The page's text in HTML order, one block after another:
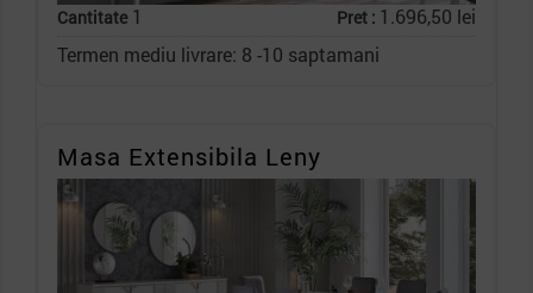
Cantitate1 Pret : 1.696,50 lei
Termen mediu livrare: 8 -10 saptamani
Masa Extensibila Leny